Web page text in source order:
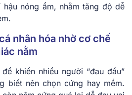
nóng ẩm, nhằm tăng độ dễ
nhân hóa nhờ cơ chế
nằm
khiến nhiều người “đau đầu”
biết nên chọn cứng hay mềm.